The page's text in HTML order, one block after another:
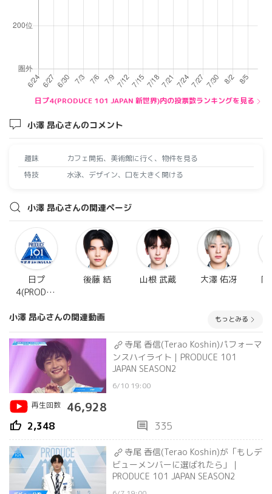
日プ4(PRODUCE 101 JAPAN 新世界)内の投票数ランキングを見る
小澤 昂心さんのコメント
趣味
カフェ開拓、美術館に行く、物件を見る
特技
水泳、デザイン、口を大きく開ける
小澤 昂心さんの関連ページ
日プ
4(PRODUC
JAPAN 新
世界)
後藤 結 山根 武蔵 大澤 佑冴 岡
小澤 昂心さんの関連動画 もっとみる
寺尾 香信(Terao Koshin)パフォーマ
ンスハイライト｜PRODUCE 101
JAPAN SEASON2
6/10 19:00
再生回数
46,928
thumb_up 2,348 comment 335
寺尾 香信(Terao Koshin)が「もしデ
ビューメンバーに選ばれたら」｜
PRODUCE 101 JAPAN SEASON2